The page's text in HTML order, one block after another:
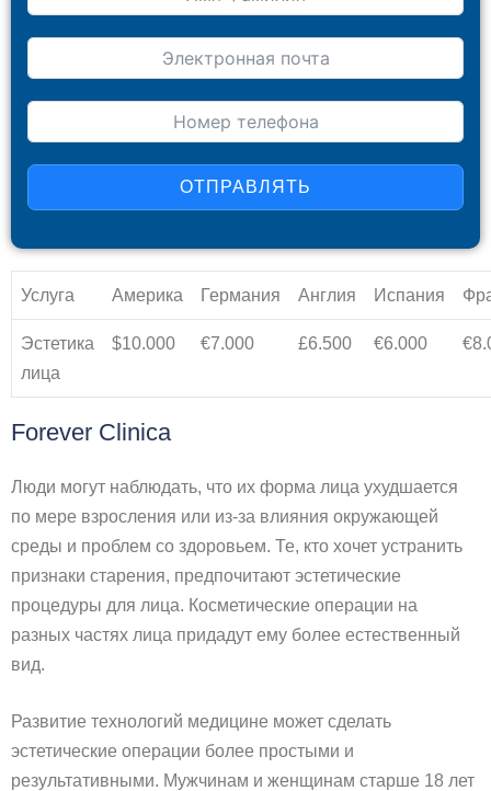
ОТПРАВЛЯТЬ
Услуга Америка Германия Англия Испания
Эстетика
лица
$10.000 €7.000 £6.500 €6.000
Forever Clinica
Люди могут наблюдать, что их форма лица ухудшается
по мере взросления или из-за влияния окружающей
среды и проблем со здоровьем. Те, кто хочет устранить
признаки старения, предпочитают эстетические
процедуры для лица. Косметические операции на
разных частях лица придадут ему более естественный
вид.
Развитие технологий медицине может сделать
эстетические операции более простыми и
результативными. Мужчинам и женщинам старше 18 лет